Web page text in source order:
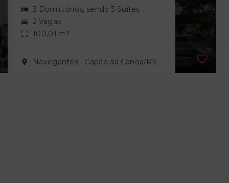
3 Dormitórios, sendo 3 Suítes
2 Vagas
100,01 m²
Navegantes - Capão da Canoa/RS